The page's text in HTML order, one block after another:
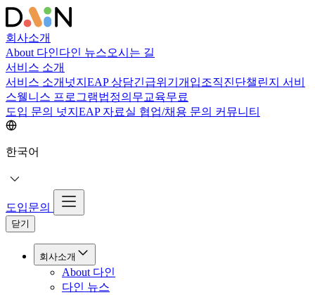
회사소개
About 다인다인 뉴스오시는 길
서비스 소개
서비스 소개 넛지EAP 상담긴급위기개입조직진단챌린지 서비
스웰니스 프로그램법정의무교육무료
도입 문의 넛지EAP 자료실 협업/채용 문의 커뮤니티
한국어
도입문의
닫기
회사소개
About 다인
다인 뉴스